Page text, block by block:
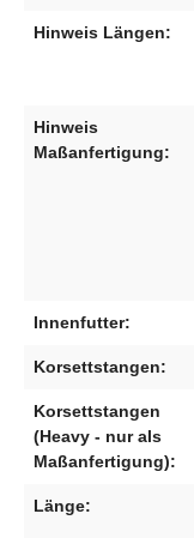
Hinweis Längen:
Hinweis
Maßanfertigung:
Innenfutter:
Korsettstangen:
Korsettstangen
(Heavy - nur als
Maßanfertigung):
Länge: